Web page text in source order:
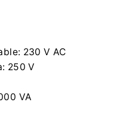
230 V AC
250 V
VA